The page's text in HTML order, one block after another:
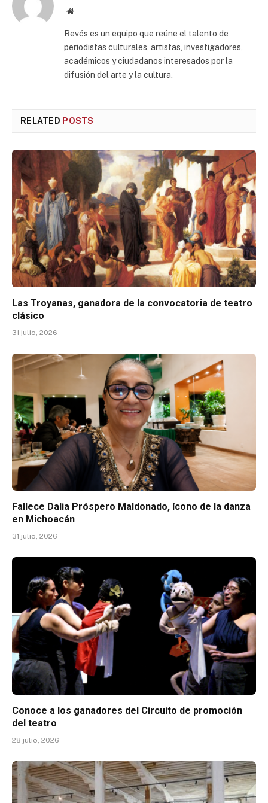
Website
Revés es un equipo que reúne el talento de
periodistas culturales, artistas, investigadores,
académicos y ciudadanos interesados por la
difusión del arte y la cultura.
RELATED POSTS
Las Troyanas, ganadora de la convocatoria de teatro
clásico
31 julio, 2026
Fallece Dalia Próspero Maldonado, ícono de la danza
en Michoacán
31 julio, 2026
Conoce a los ganadores del Circuito de promoción
del teatro
28 julio, 2026